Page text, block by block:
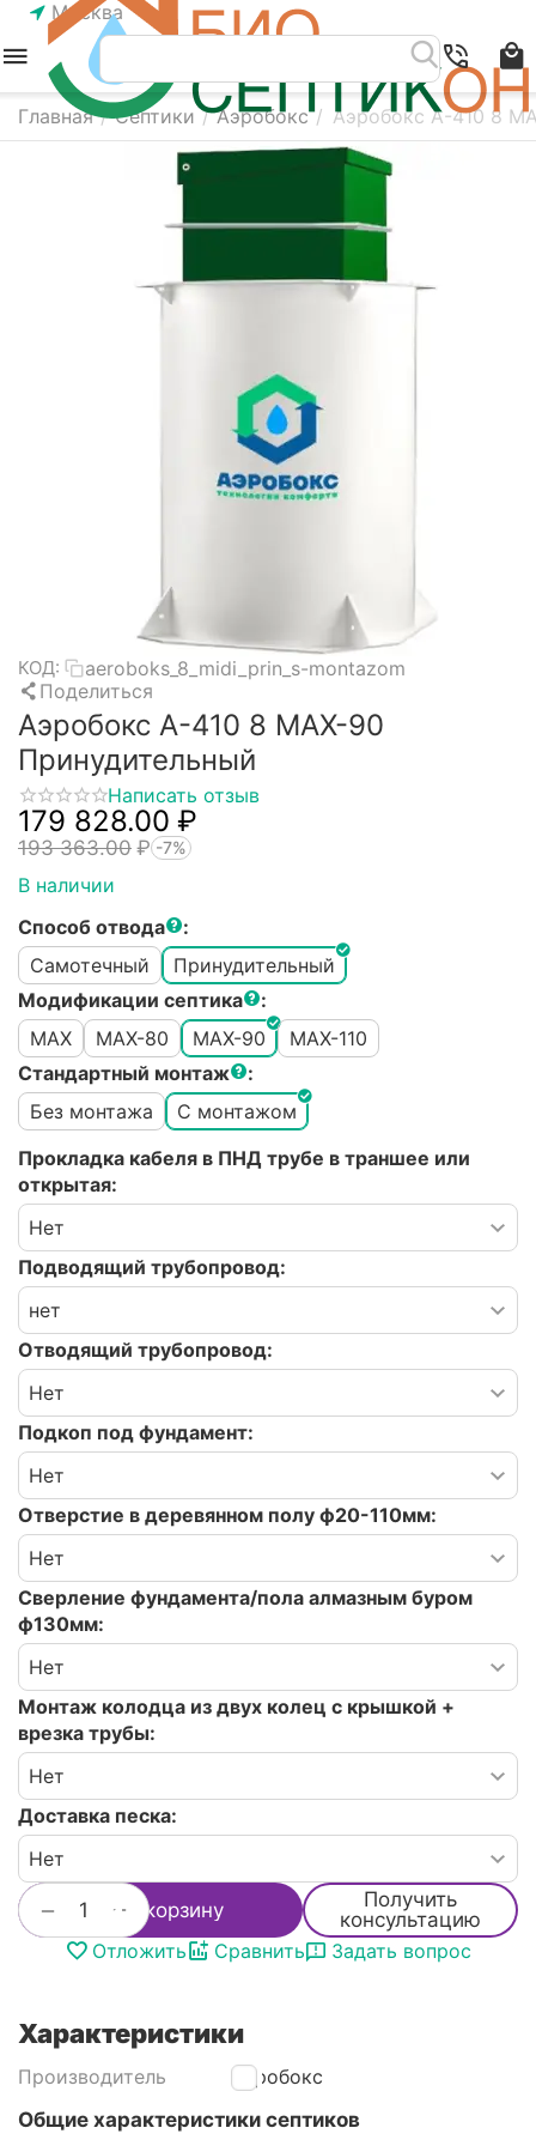
Москва
Главная / Септики / Аэробокс / Аэробокс А-410 8
КОД:
aeroboks_8_midi_prin_s-montazom
Поделиться
Аэробокс А-410 8 MAX-90
Принудительный
Написать отзыв
179 828.00 ₽
193 363.00 ₽ -7%
В наличии
Способ отвода
:
Самотечный
Принудительный
Модификации септика
:
MAX
MAX-80 MAX-90
MAX-110
Стандартный монтаж
:
Без монтажа
С монтажом
Прокладка кабеля в ПНД трубе в траншее или
открытая:
Подводящий трубопровод:
Отводящий трубопровод:
Подкоп под фундамент:
Отверстие в деревянном полу ф20-110мм:
Сверление фундамента/пола алмазным буром
ф130мм:
Монтаж колодца из двух колец с крышкой +
врезка трубы:
Доставка песка:
+
− В корзину
Получить
консультацию
Отложить
Сравнить Задать вопрос
Характеристики
Производитель
Аэробокс
Общие характеристики септиков